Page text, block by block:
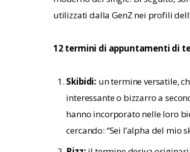
utilizzati dalla GenZ nei profili
12 termini di appuntamenti di
Skibidi: un termine versatile,
interessante o bizzarro a
hanno incorporato nelle loro
cercando: “Sei l’alpha del mio